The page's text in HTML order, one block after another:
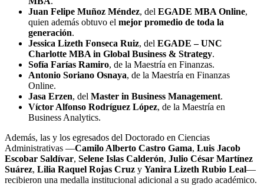
Juan Felipe Muñoz Méndez, del EGADE MBA Online,
quien además obtuvo el mejor promedio de toda la
generación.
Jessica Lizeth Fonseca Ruiz, del EGADE – UNC
Charlotte MBA in Global Business & Strategy.
Sofía Farías Ramiro, de la Maestría en Finanzas.
Antonio Soriano Osnaya, de la Maestría en Finanzas
Online.
Jasa Erzen, del Master in Business Management.
Víctor Alfonso Rodríguez López, de la Maestría en
Business Analytics.
Además, las y los egresados del Doctorado en Ciencias
Administrativas —Camilo Alberto Castro Gama, Luis Jacob
Escobar Saldívar, Selene Islas Calderón, Julio César Martínez
Suárez, Lilia Raquel Rojas Cruz y Yanira Lizeth Rubio Leal—
recibieron una medalla institucional adicional a su grado académico.